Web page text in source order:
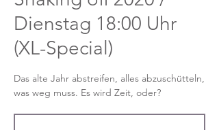
Dienstag 18:00 Uhr
(XL-Special)
Das alte Jahr abstreifen, alles abzuschütteln,
was weg muss. Es wird Zeit, oder?